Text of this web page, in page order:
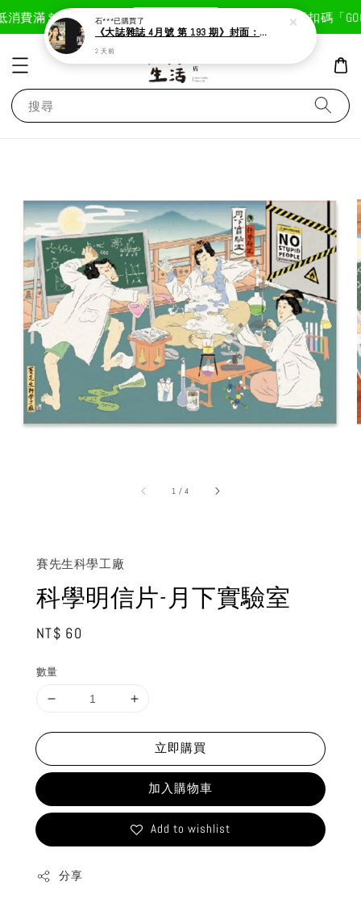
消費滿＄1800免運費 現在去購物！ 首次註冊輸入折扣碼「
搜尋
1 /4
賽先生科學工廠
科學明信片-月下實驗室
Regular
NT$ 60
數量
立即購買
加入購物車
Add to wishlist
分享
石***已購買了
《大誌雜誌 4月號 第 193 期》封面：Solar 頌樂
2 天前